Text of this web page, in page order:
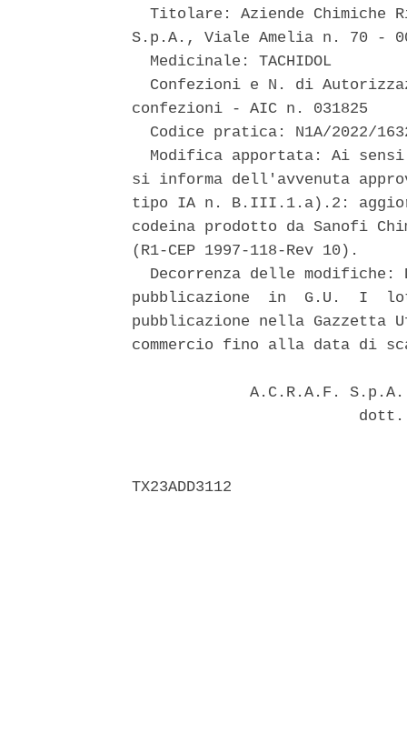
Titolare: Aziende Chimiche
S.p.A., Viale Amelia n. 70 -
  Medicinale: TACHIDOL
Confezioni e N. di
confezioni - AIC n. 031825
Codice pratica: N1A/2022/
Modifica apportata: Ai
si informa dell'avvenuta
tipo IA n. B.III.1.a).2:
codeina prodotto da Sanofi
(R1-CEP 1997-118-Rev 10).
Decorrenza delle modifiche:
pubblicazione  in  G.U.  I
pubblicazione nella Gazzetta
commercio fino alla data di
A.C.R.A.F.